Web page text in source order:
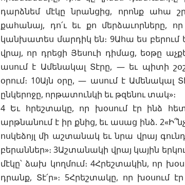
դարձնեմ մէկը նրանցից, որոնք ահա
քահանայ, դո՛ւ եւ քո
կանխատես մարդիկ են։ 9Ահա ես բերում
վրայ, որ դրեցի Յեսուի դիմաց, եօթը
ասում է Ամենակալ Տէրը, — եւ պիտի
օրում։ 10Այն օրը, — ասում է Ամենակալ
ընկերոջը, որթատունկի եւ թզենու տակ»։
4 Եւ հրեշտակը, որ խօսում էր ինձ
արթնանում է իր քնից, եւ ասաց ինձ.
ոսկեձոյլ մի աշտանակ եւ նրա վրայ
բերաններ»։ 3Աշտանակի վրայ կային
մէկը՝ ձախ կողմում։ 4Հրեշտակին, որ
դրանք, Տէ՛ր»։ 5Հրեշտակը, որ